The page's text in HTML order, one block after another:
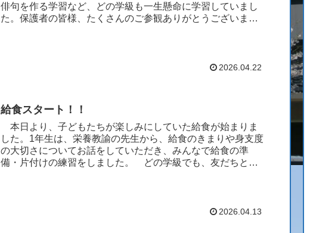
俳句を作る学習など、どの学級も一生懸命に学習していまし
た。保護者の皆様、たくさんのご参観ありがとうございまし
2026.04.22
給食スタート！！
本日より、子どもたちが楽しみにしていた給食が始まりま
した。1年生は、栄養教諭の先生から、給食のきまりや身支度
の大切さについてお話をしていただき、みんなで給食の準
備・片付けの練習をしました。 どの学級でも、友だちと声
2026.04.13